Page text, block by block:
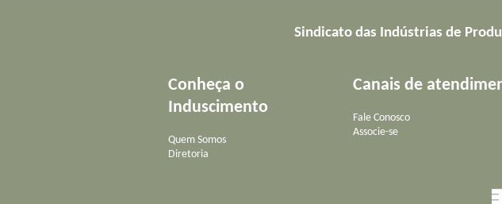
Sindicato das Indústrias de
Conheça o
Induscimento
Quem Somos
Diretoria
Canais de
Fale Conosco
Associe-se